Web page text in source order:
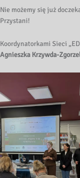
Nie możemy się już
Przystani!
Koordynatorkami Sieci
Agnieszka Krzywda-